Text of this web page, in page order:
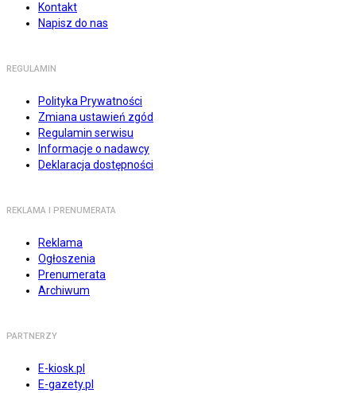
Kontakt
Napisz do nas
REGULAMIN
Polityka Prywatności
Zmiana ustawień zgód
Regulamin serwisu
Informacje o nadawcy
Deklaracja dostępności
REKLAMA I PRENUMERATA
Reklama
Ogłoszenia
Prenumerata
Archiwum
PARTNERZY
E-kiosk.pl
E-gazety.pl